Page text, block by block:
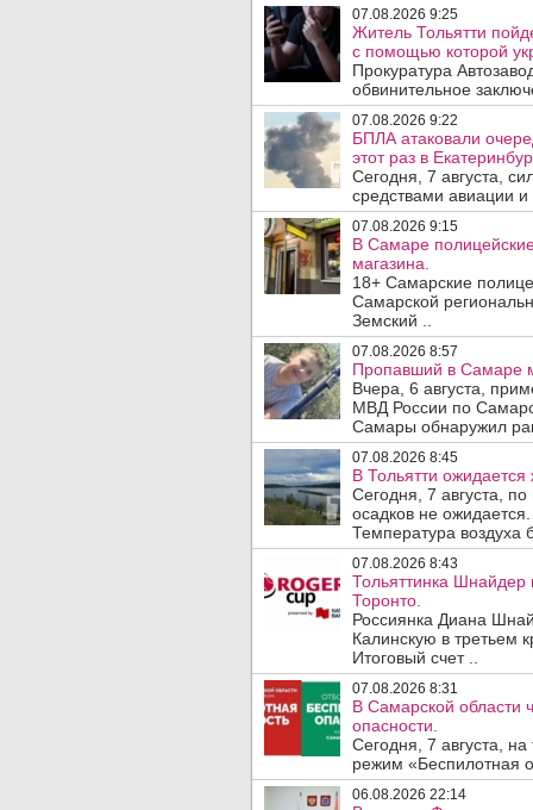
07.08.2026 9:25
Житель Тольятти
с помощью которой
Прокуратура
обвинительное
07.08.2026 9:22
БПЛА атаковали
этот раз в
Сегодня, 7 августа,
средствами авиации
07.08.2026 9:15
В Самаре
магазина.
18+ Самарские
Самарской
Земский ..
07.08.2026 8:57
Пропавший в Самаре
Вчера, 6 августа,
МВД России по
Самары обнаружил
07.08.2026 8:45
В Тольятти
Сегодня, 7 августа,
осадков не
Температура воздуха
07.08.2026 8:43
Тольяттинка Шнайдер
Торонто.
Россиянка Диана
Калинскую в третьем
Итоговый счет ..
07.08.2026 8:31
В Самарской области
опасности.
Сегодня, 7 августа,
режим «Беспилотная
06.08.2026 22:14